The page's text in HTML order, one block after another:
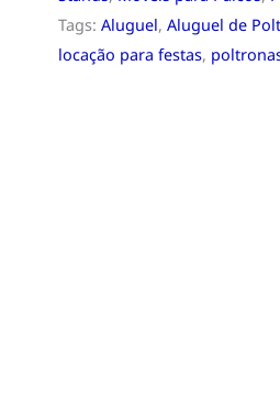
Tags: Aluguel, Aluguel de
locação para festas,